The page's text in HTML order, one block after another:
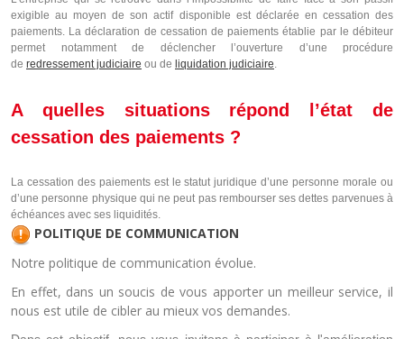
exigible au moyen de son actif disponible est déclarée en cessation des
paiements. La déclaration de cessation de paiements établie par le débiteur
permet notamment de déclencher l’ouverture d’une procédure
de redressement judiciaire ou de liquidation judiciaire.
A quelles situations répond l’état de
cessation des paiements ?
La cessation des paiements est le statut juridique d’une personne morale ou
d’une personne physique qui ne peut pas rembourser ses dettes parvenues à
échéances avec ses liquidités.
POLITIQUE DE COMMUNICATION
Notre politique de communication évolue.
En effet, dans un soucis de vous apporter un meilleur service, il
nous est utile de cibler au mieux vos demandes.